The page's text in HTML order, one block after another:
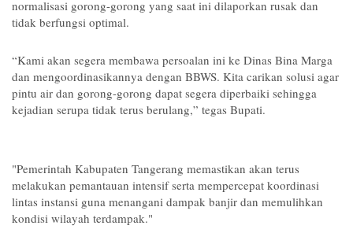
normalisasi gorong-gorong yang saat ini dilaporkan rusak dan
tidak berfungsi optimal.
“Kami akan segera membawa persoalan ini ke Dinas Bina Marga
dan mengoordinasikannya dengan BBWS. Kita carikan solusi agar
pintu air dan gorong-gorong dapat segera diperbaiki sehingga
kejadian serupa tidak terus berulang,” tegas Bupati.
"Pemerintah Kabupaten Tangerang memastikan akan terus
melakukan pemantauan intensif serta mempercepat koordinasi
lintas instansi guna menangani dampak banjir dan memulihkan
kondisi wilayah terdampak."